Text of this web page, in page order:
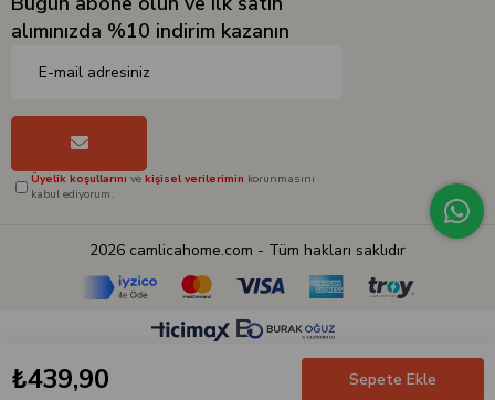
alımınızda %10 indirim kazanın
Üyelik koşullarını ve kişisel verilerimin korunmasını
kabul ediyorum.
2026 camlicahome.com - Tüm hakları saklıdır
₺439,90